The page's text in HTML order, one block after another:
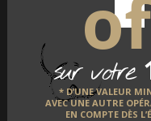
sur votre
* D’UNE VALEUR
AVEC UNE AUTRE
EN COMPTE DÈS